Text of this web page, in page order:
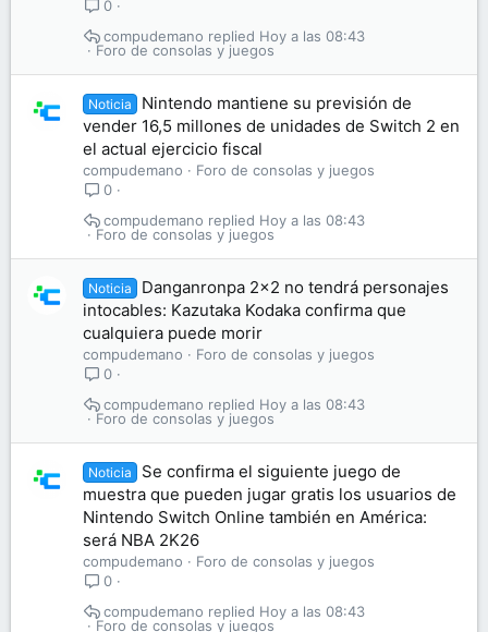
0
Foro de consolas y juegos
Hoy a las 08:43
compudemano
Noticia
Nintendo mantiene su previsión de
vender 16,5 millones de unidades de Switch 2 en
el actual ejercicio fiscal
compudemano
Foro de consolas y juegos
0
Foro de consolas y juegos
Hoy a las 08:43
compudemano
Noticia
Danganronpa 2×2 no tendrá personajes
intocables: Kazutaka Kodaka confirma que
cualquiera puede morir
compudemano
Foro de consolas y juegos
0
Foro de consolas y juegos
Hoy a las 08:43
compudemano
Noticia
Se confirma el siguiente juego de
muestra que pueden jugar gratis los usuarios de
Nintendo Switch Online también en América:
será NBA 2K26
compudemano
Foro de consolas y juegos
0
Foro de consolas y juegos
Hoy a las 08:43
compudemano